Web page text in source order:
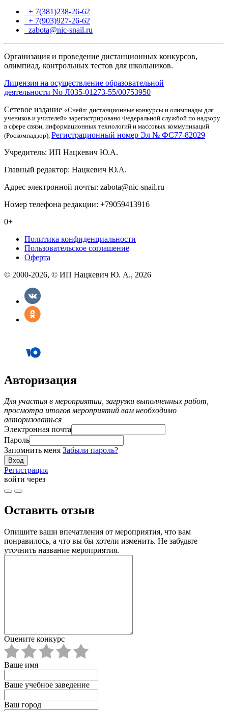
+ 7(381)238-26-62
+ 7(903)927-26-62
zabota@nic-snail.ru
Организация и проведение дистанционных конкурсов,
олимпиад, контрольных тестов для школьников.
Лицензия на осуществление образовательной
деятельности No Л035-01273-55/00753950
Сетевое издание «Снейл: дистанционные конкурсы и олимпиады для
учеников и учителей» зарегистрировано Федеральной службой по надзору
в сфере связи, информационных технологий и массовых коммуникаций
(Роскомнадзор), Регистрационный номер Эл № ФС77-82029
Учредитель: ИП Нацкевич Ю.А.
Главный редактор: Нацкевич Ю.А.
Адрес электронной почты: zabota@nic-snail.ru
Номер телефона редакции: +79059413916
0+
Политика конфиденциальности
Пользовательское соглашение
Оферта
© 2000-2026, © ИП Нацкевич Ю. А., 2026
Авторизация
Для участия в мероприятии, загрузки выполненных работ,
просмотра итогов мероприятий вам необходимо
авторизоваться
Электронная почта
Пароль
Запомнить меня Забыли пароль?
Регистрация
войти через
Оставить отзыв
Опишите ваши впечатления от мероприятия, что вам
понравилось, а что вы бы хотели изменить. Не забудьте
уточнить название мероприятия.
Оцените конкурс
Ваше имя
Ваше учебное заведение
Ваш город